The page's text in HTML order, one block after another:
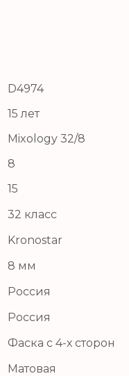
D4974
15 лет
Mixology 32/8
8
15
32 класс
Kronostar
8 мм
Россия
Россия
Фаска с 4-х сторон
Матовая